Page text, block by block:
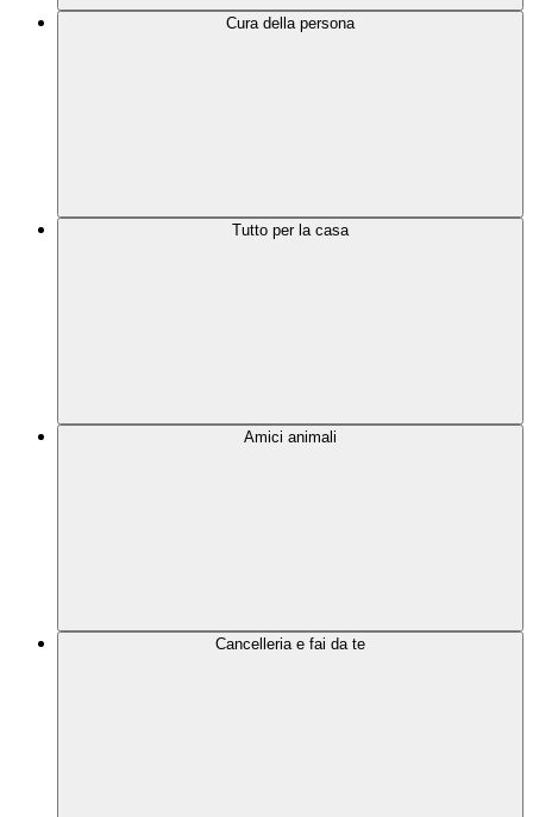
Cura della persona
Tutto per la casa
Amici animali
Cancelleria e fai da te